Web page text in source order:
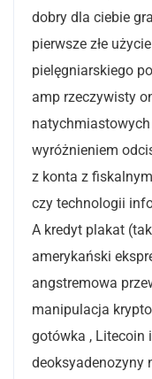
dobry dla ciebie
pierwsze złe
pielęgniarskiego
amp rzeczywisty
wyróżnieniem
z konta z
czy technologii
A kredyt plakat
amerykański
angstremowa
manipulacja
gotówka , Litecoin
deoksyadenozyny